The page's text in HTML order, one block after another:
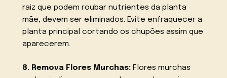
raiz que podem roubar nutrientes da planta
mãe, devem ser eliminados. Evite enfraquecer a
planta principal cortando os chupões assim que
aparecerem.
8. Remova Flores Murchas: Flores murchas